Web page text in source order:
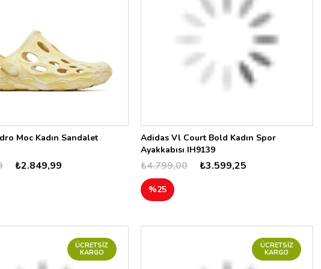
Moc Kadın Sandalet
₺2.849,99
Adidas Vl Court Bold Kadın Spor
Ayakkabısı IH9139
₺3.599,25
₺4.799,00
%25
ÜCRETSIZ
KARGO
ÜCRETSIZ
KARGO